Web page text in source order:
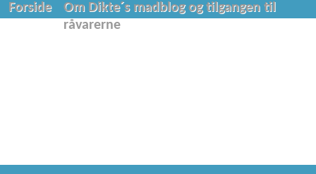
Forside
Om Dikte´s madblog og tilgangen til
råvarerne